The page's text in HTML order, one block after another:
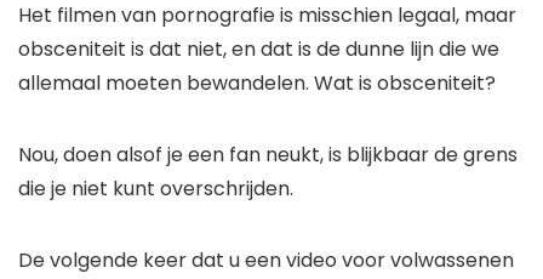
Het filmen van pornografie is misschien legaal, maar
obsceniteit is dat niet, en dat is de dunne lijn die we
allemaal moeten bewandelen. Wat is obsceniteit?
Nou, doen alsof je een fan neukt, is blijkbaar de grens
die je niet kunt overschrijden.
De volgende keer dat u een video voor volwassenen